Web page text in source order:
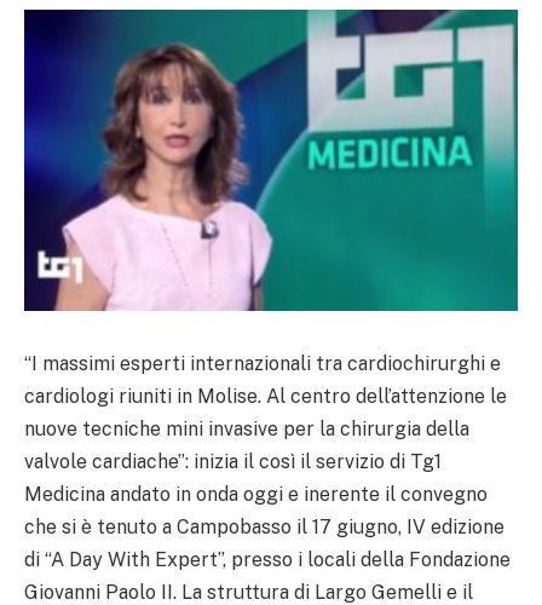
“I massimi esperti internazionali tra cardiochirurghi e
cardiologi riuniti in Molise. Al centro dell’attenzione le
nuove tecniche mini invasive per la chirurgia della
valvole cardiache”: inizia il così il servizio di Tg1
Medicina andato in onda oggi e inerente il convegno
che si è tenuto a Campobasso il 17 giugno, IV edizione
di “A Day With Expert”, presso i locali della Fondazione
Giovanni Paolo II. La struttura di Largo Gemelli e il